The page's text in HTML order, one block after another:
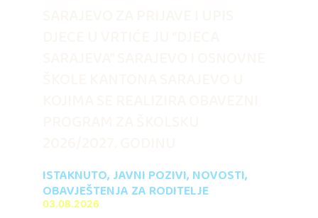
ISTAKNUTO, JAVNI POZIVI, NOVOSTI,
OBAVJEŠTENJA ZA RODITELJE
03.08.2026